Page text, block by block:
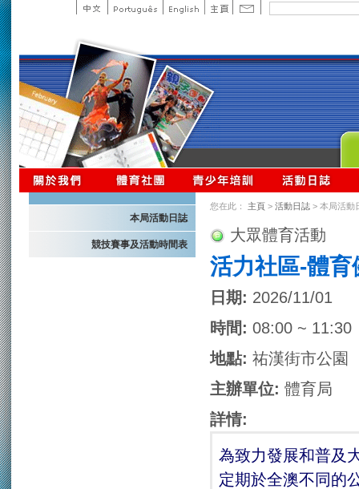
本局活動日誌
競技賽事及活動時間表
您在此： 主頁 > 活動日誌 > 本局活動
大眾體育活動
活力社區-體育
日期: 2026/11/01
時間: 08:00 ~ 11:30
地點: 祐漢街市公園
主辦單位: 體育局
詳情:
為致力發展和普及
定期於全澳不同的